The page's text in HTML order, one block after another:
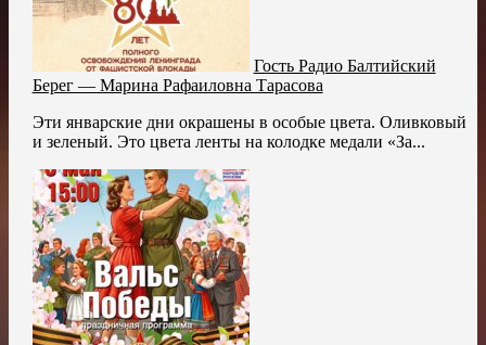
Гость Радио Балтийский
Берег — Марина Рафаиловна Тарасова
Эти январские дни окрашены в особые цвета. Оливковый
и зеленый. Это цвета ленты на колодке медали «За...